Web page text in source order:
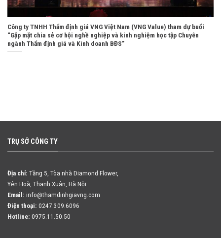
Công ty TNHH Thẩm định giá VNG Việt Nam (VNG Value) tham dự buổi
“Gặp mặt chia sẻ cơ hội nghề nghiệp và kinh nghiệm học tập Chuyên
ngành Thẩm định giá và Kinh doanh BĐS”
TRỤ SỞ CÔNG TY
Địa chỉ: Tầng 5, Tòa nhà Diamond Flower,
Yên Hoà, Thanh Xuân, Hà Nội
Email: info@thamdinhgiavng.com
Điện thoại: 0247.309.6096
Hotline: 0975.11.50.50